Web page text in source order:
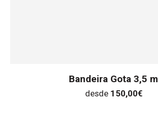
Bandeira Gota 3,5 m
desde 150,00€